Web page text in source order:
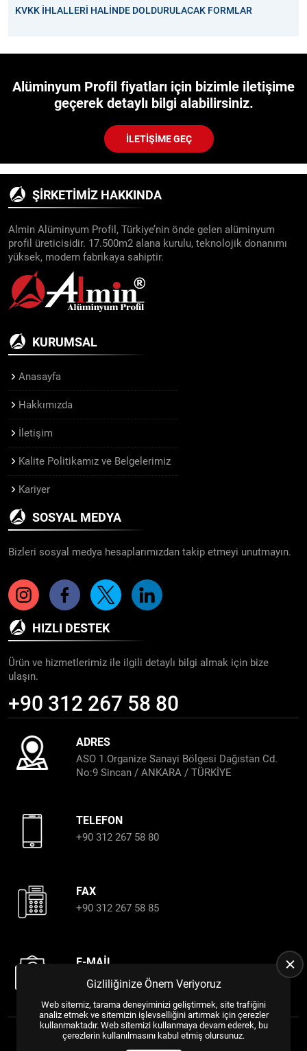
KVKK İHLALLERİ HALİNDE DOLDURULACAK FORMLAR
Alüminyum Profil fiyatları için bizimle iletişime
geçerek detaylı bilgi alabilirsiniz.
İLETIŞIME GEÇ
ŞIRKETIMIZ HAKKINDA
Almin Alüminyum Profil, Türkiye’nin önde gelen alüminyum
profil üreticisidir. 17.500m2 alana kurulu, teknolojik donanımı
yüksek, modern fabrikaya sahiptir.
KURUMSAL
Anasayfa
Hakkımızda
İletişim
Kalite Politikamız ve Belgelerimiz
Kariyer
SOSYAL MEDYA
Bizleri sosyal medya hesaplarımızdan takip etmeyi unutmayın.
HIZLI DESTEK
Ürün ve hizmetlerimiz ile ilgili detaylı bilgi almak için bize
ulaşın.
+90 312 267 58 80
ADRES
ASO 1.Organize Sanayi Bölgesi Dağıstan Cd.
No:9 Sincan / ANKARA / TÜRKİYE
TELEFON
+90 312 267 58 80
FAX
+90 312 267 58 85
E-MAIL
almin@alminproﬁl.com.tr
export@alminproﬁl.com.tr
Tüm Hakları Saklıdır. US YAZILIM
Gizliliğinize Önem Veriyoruz
Web sitemiz, tarama deneyiminizi geliştirmek, site trafiğini
analiz etmek ve sitemizin işlevselliğini artırmak için çerezler
kullanmaktadır. Web sitemizi kullanmaya devam ederek, bu
çerezlerin kullanılmasını kabul etmiş olursunuz.